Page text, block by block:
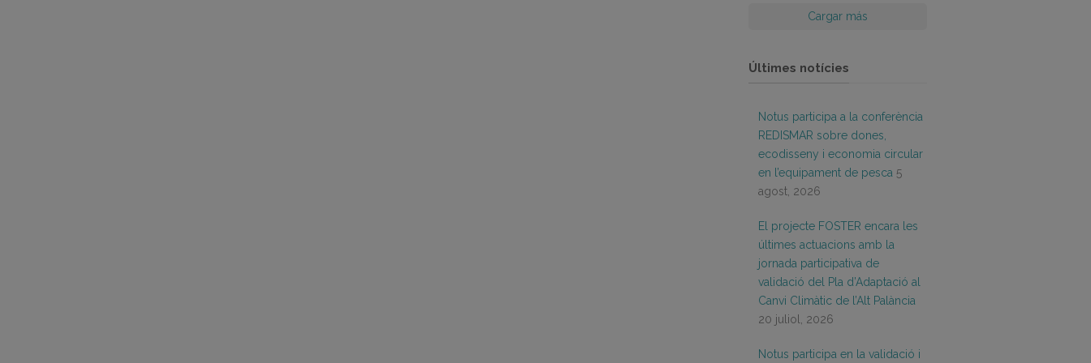
Cargar más
Últimes notícies
Notus participa a la conferència
REDISMAR sobre dones,
ecodisseny i economia circular
en l’equipament de pesca 5
agost, 2026
El projecte FOSTER encara les
últimes actuacions amb la
jornada participativa de
validació del Pla d’Adaptació al
Canvi Climàtic de l’Alt Palància
20 juliol, 2026
Notus participa en la validació i